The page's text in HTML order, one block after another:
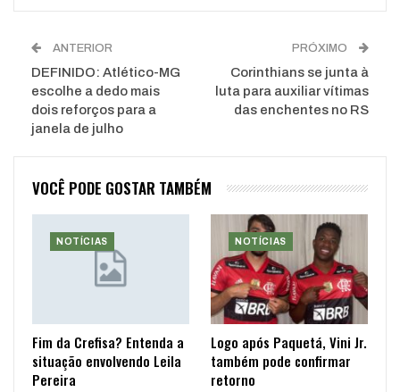
ANTERIOR
DEFINIDO: Atlético-MG
escolhe a dedo mais
dois reforços para a
janela de julho
PRÓXIMO
Corinthians se junta à
luta para auxiliar vítimas
das enchentes no RS
VOCÊ PODE GOSTAR TAMBÉM
NOTÍCIAS
Fim da Crefisa? Entenda a
situação envolvendo Leila
Pereira
NOTÍCIAS
Logo após Paquetá, Vini Jr.
também pode confirmar
retorno